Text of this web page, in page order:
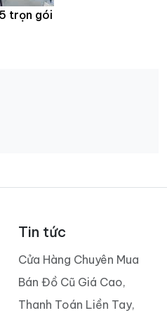
trọn gói
Tin tức
Cửa Hàng Chuyên Mua
Bán Đồ Cũ Giá Cao,
Thanh Toán Liền Tay,